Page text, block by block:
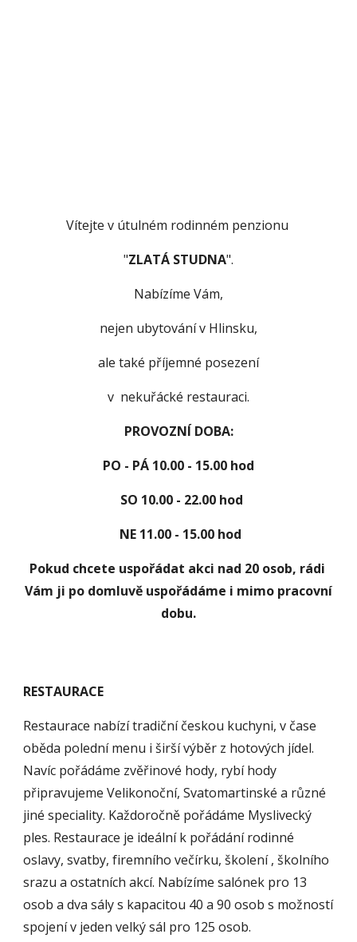
Vítejte v útulném rodinném penzionu
"ZLATÁ STUDNA".
Nabízíme Vám,
nejen ubytování v Hlinsku,
ale také příjemné posezení
v nekuřácké restauraci.
PROVOZNÍ DOBA:
PO - PÁ 10.00 - 15.00 hod
SO 10.00 - 22.00 hod
NE 11.00 - 15.00 hod
Pokud chcete uspořádat akci nad 20 osob, rádi
Vám ji po domluvě uspořádáme i mimo pracovní
dobu.
RESTAURACE
Restaurace nabízí tradiční českou kuchyni, v čase
oběda polední menu i širší výběr z hotových jídel.
Navíc pořádáme zvěřinové hody, rybí hody
připravujeme Velikonoční, Svatomartinské a různé
jiné speciality. Každoročně pořádáme Myslivecký
ples. Restaurace je ideální k pořádání rodinné
oslavy, svatby, firemního večírku, školení , školního
srazu a ostatních akcí. Nabízíme salónek pro 13
osob a dva sály s kapacitou 40 a 90 osob s možností
spojení v jeden velký sál pro 125 osob.